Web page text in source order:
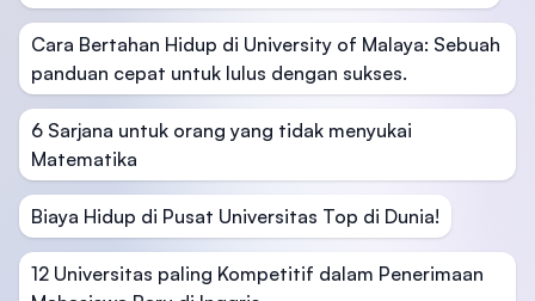
Cara Bertahan Hidup di University of Malaya: Sebuah
panduan cepat untuk lulus dengan sukses.
6 Sarjana untuk orang yang tidak menyukai
Matematika
Biaya Hidup di Pusat Universitas Top di Dunia!
12 Universitas paling Kompetitif dalam Penerimaan